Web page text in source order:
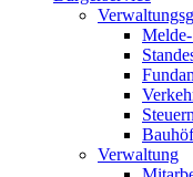
Verwaltung